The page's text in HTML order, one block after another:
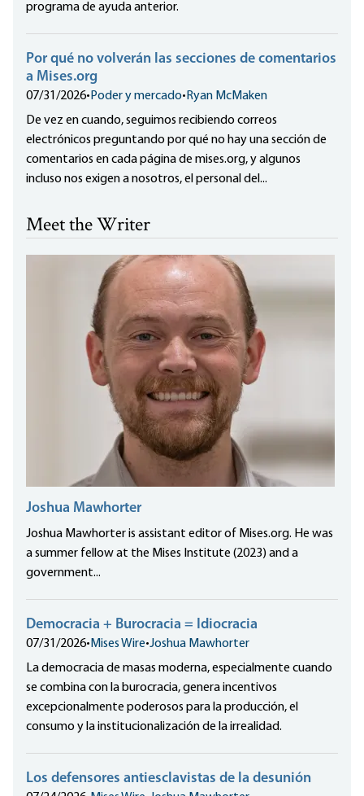
programa de ayuda anterior.
Por qué no volverán las secciones de comentarios
a Mises.org
07/31/2026• Poder y mercado• Ryan McMaken
De vez en cuando, seguimos recibiendo correos
electrónicos preguntando por qué no hay una sección de
comentarios en cada página de mises.org, y algunos
incluso nos exigen a nosotros, el personal del...
Meet the Writer
Joshua Mawhorter
Joshua Mawhorter is assistant editor of Mises.org. He was
a summer fellow at the Mises Institute (2023) and a
government...
Democracia + Burocracia = Idiocracia
07/31/2026• Mises Wire•Joshua Mawhorter
La democracia de masas moderna, especialmente cuando
se combina con la burocracia, genera incentivos
excepcionalmente poderosos para la producción, el
consumo y la institucionalización de la irrealidad.
Los defensores antiesclavistas de la desunión